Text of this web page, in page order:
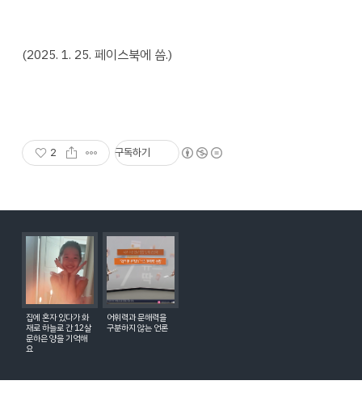
(2025. 1. 25. 페이스북에 씀.)
2 구독하기
집에 혼자 있다가 화
재로 하늘로 간 12살
문하은 양을 기억해
요
어휘력과 문해력을
구분하지 않는 언론